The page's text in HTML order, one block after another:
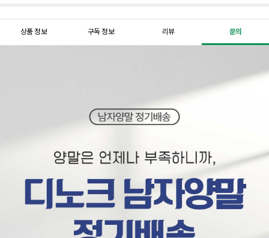
상품 정보 구독 정보 리뷰 문의